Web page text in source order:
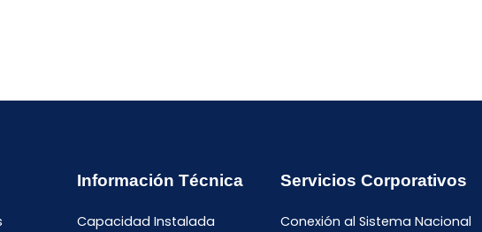
Información Técnica
Capacidad Instalada
Servicios Corporativos
Conexión al Sistema Nacional